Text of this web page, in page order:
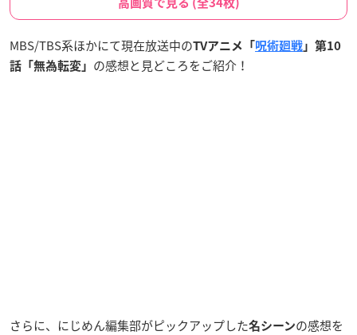
高画質で見る (全34枚)
MBS/TBS系ほかにて現在放送中のTVアニメ「呪術廻戦 」第10
話「無為転変」 の感想と見どころをご紹介！
さらに、にじめん編集部がピックアップした名シーンの感想を